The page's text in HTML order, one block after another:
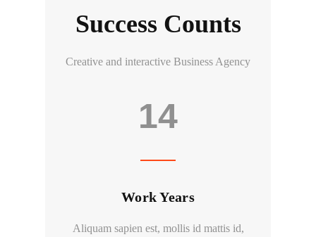
Success Counts
Creative and interactive Business Agency
14
Work Years
Aliquam sapien est, mollis id mattis id,